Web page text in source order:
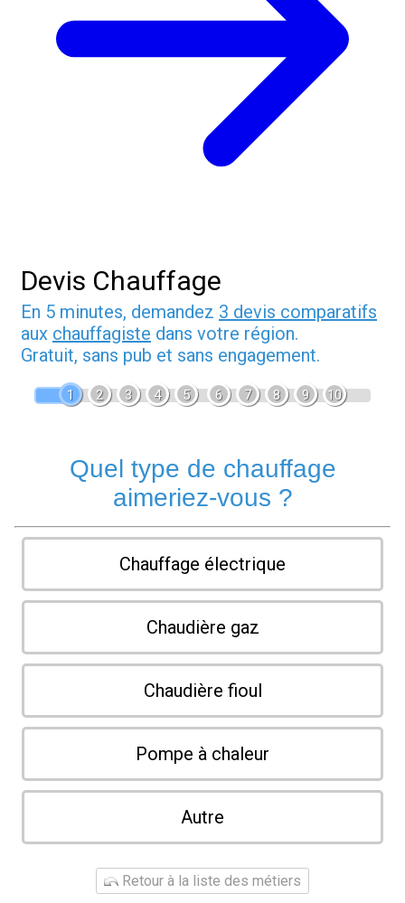
Devis Chauffage
En 5 minutes, demandez 3 devis comparatifs
aux chauffagiste dans votre région.
Gratuit, sans pub et sans engagement.
1 2 3 4 5 6 7 8 9 10
Quel type de chauffage
aimeriez-vous ?
Chauffage électrique
Chaudière gaz
Chaudière fioul
Pompe à chaleur
Autre
Retour à la liste des métiers